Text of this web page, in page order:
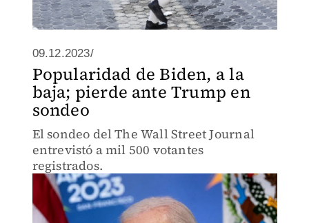
09.12.2023/
Popularidad de Biden, a la
baja; pierde ante Trump en
sondeo
El sondeo del The Wall Street Journal
entrevistó a mil 500 votantes
registrados.